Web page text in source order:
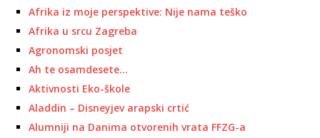
Afrika iz moje perspektive: Nije nama teško
Afrika u srcu Zagreba
Agronomski posjet
Ah te osamdesete…
Aktivnosti Eko-škole
Aladdin – Disneyjev arapski crtić
Alumniji na Danima otvorenih vrata FFZG-a